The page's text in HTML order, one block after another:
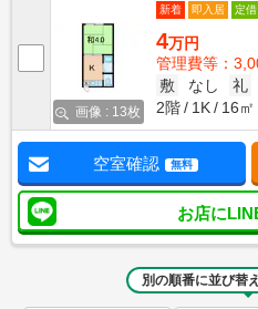
画像 : 13枚
新着 即入居 定借
4万円
管理費等：
敷
なし 礼
2階
1K 16㎡
空室確認 無料
お店に
別の順番に並び替